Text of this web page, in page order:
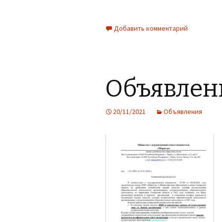
Добавить комментарий
20/11/2021 Объявления